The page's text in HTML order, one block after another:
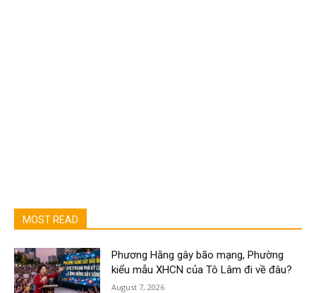
MOST READ
Phương Hằng gây bão mạng, Phường
kiểu mẫu XHCN của Tô Lâm đi về đâu?
August 7, 2026